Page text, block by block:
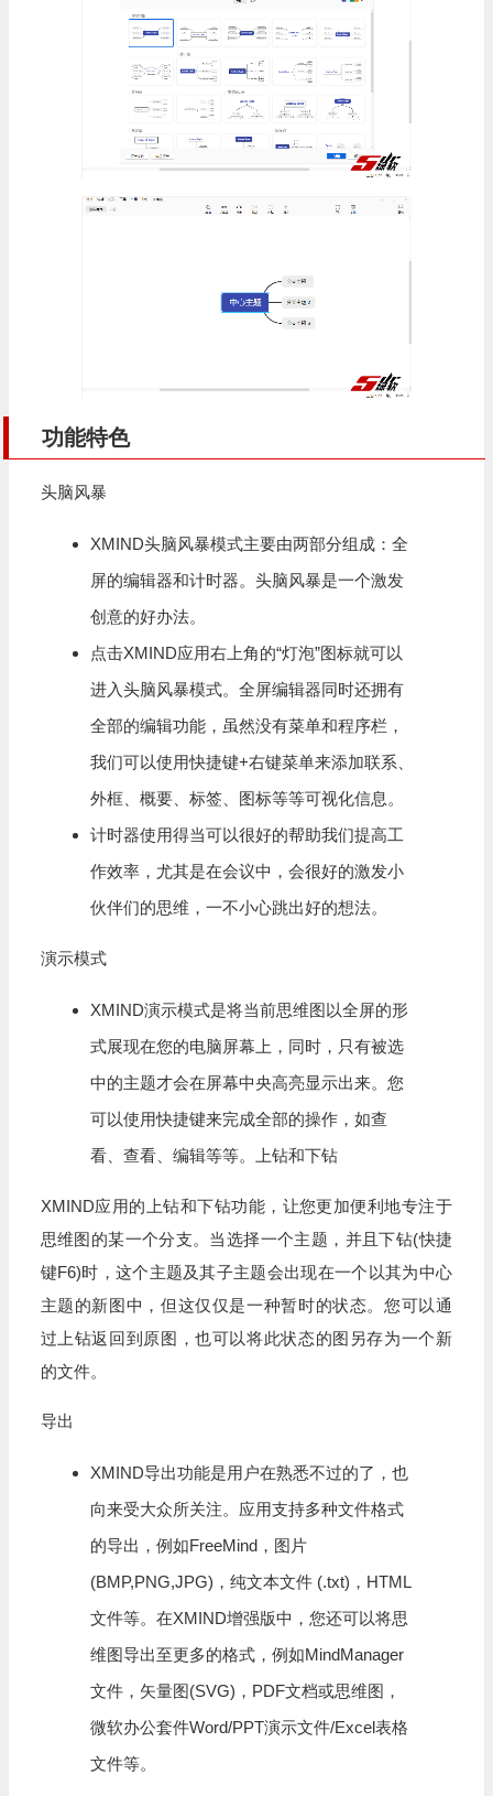
功能特色
头脑风暴
XMIND头脑风暴模式主要由两部分组成：全
屏的编辑器和计时器。头脑风暴是一个激发
创意的好办法。
点击XMIND应用右上角的“灯泡”图标就可以
进入头脑风暴模式。全屏编辑器同时还拥有
全部的编辑功能，虽然没有菜单和程序栏，
我们可以使用快捷键+右键菜单来添加联系、
外框、概要、标签、图标等等可视化信息。
计时器使用得当可以很好的帮助我们提高工
作效率，尤其是在会议中，会很好的激发小
伙伴们的思维，一不小心跳出好的想法。
演示模式
XMIND演示模式是将当前思维图以全屏的形
式展现在您的电脑屏幕上，同时，只有被选
中的主题才会在屏幕中央高亮显示出来。您
可以使用快捷键来完成全部的操作，如查
看、查看、编辑等等。上钻和下钻
XMIND应用的上钻和下钻功能，让您更加便利地专注于
思维图的某一个分支。当选择一个主题，并且下钻(快捷
键F6)时，这个主题及其子主题会出现在一个以其为中心
主题的新图中，但这仅仅是一种暂时的状态。您可以通
过上钻返回到原图，也可以将此状态的图另存为一个新
的文件。
导出
XMIND导出功能是用户在熟悉不过的了，也
向来受大众所关注。应用支持多种文件格式
的导出，例如FreeMind，图片
(BMP,PNG,JPG)，纯文本文件 (.txt)，HTML
文件等。在XMIND增强版中，您还可以将思
维图导出至更多的格式，例如MindManager
文件，矢量图(SVG)， PDF文档或思维图，
微软办公套件Word/PPT演示文件/Excel表格
文件等。